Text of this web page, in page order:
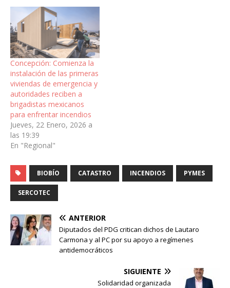
Concepción: Comienza la
instalación de las primeras
viviendas de emergencia y
autoridades reciben a
brigadistas mexicanos
para enfrentar incendios
Jueves, 22 Enero, 2026 a
las 19:39
En "Regional"
BIOBÍO CATASTRO INCENDIOS PYMES
SERCOTEC
ANTERIOR
Diputados del PDG critican dichos de Lautaro
Carmona y al PC por su apoyo a regímenes
antidemocráticos
SIGUIENTE
Solidaridad organizada